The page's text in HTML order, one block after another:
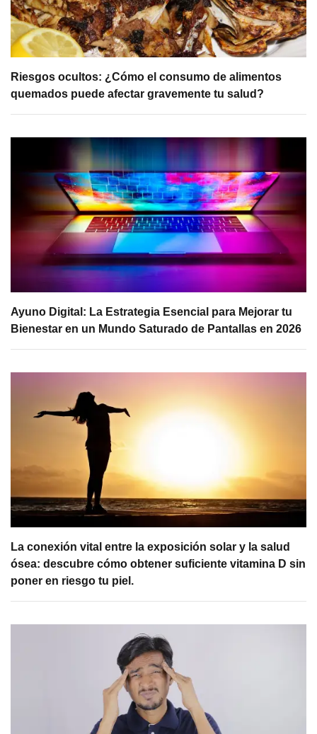
Riesgos ocultos: ¿Cómo el consumo de alimentos
quemados puede afectar gravemente tu salud?
Ayuno Digital: La Estrategia Esencial para Mejorar tu
Bienestar en un Mundo Saturado de Pantallas en 2026
La conexión vital entre la exposición solar y la salud
ósea: descubre cómo obtener suficiente vitamina D sin
poner en riesgo tu piel.